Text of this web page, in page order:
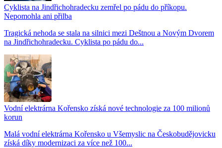
Cyklista na Jindřichohradecku zemřel po pádu do příkopu.
Nepomohla ani přilba
Tragická nehoda se stala na silnici mezi Deštnou a Novým Dvorem
na Jindřichohradecku. Cyklista po pádu do...
Vodní elektrárna Kořensko získá nové technologie za 100 milionů
korun
Malá vodní elektrárna Kořensko u Všemyslic na Českobudějovicku
získá díky modernizaci za více než 100...